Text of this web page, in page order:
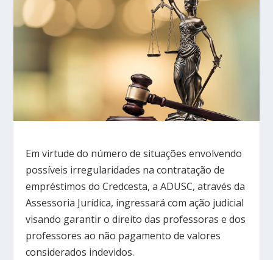
Em virtude do número de situações envolvendo
possíveis irregularidades na contratação de
empréstimos do Credcesta, a ADUSC, através da
Assessoria Jurídica, ingressará com ação judicial
visando garantir o direito das professoras e dos
professores ao não pagamento de valores
considerados indevidos.